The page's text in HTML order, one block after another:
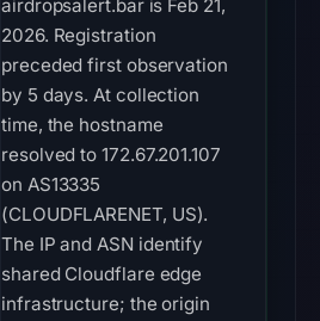
airdropsalert.bar is Feb 21,
2026. Registration
preceded first observation
by 5 days. At collection
time, the hostname
resolved to 172.67.201.107
on AS13335
(CLOUDFLARENET, US).
The IP and ASN identify
shared Cloudflare edge
infrastructure; the origin